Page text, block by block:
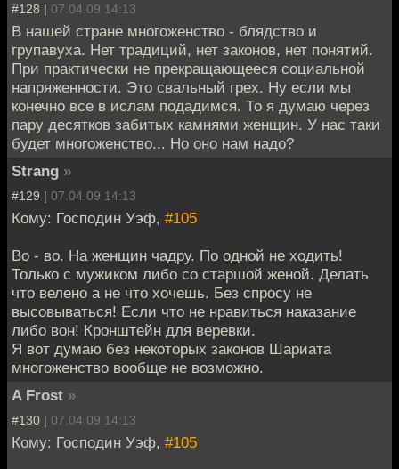
#128 | 07.04.09 14:13
В нашей стране многоженство - блядство и
групавуха. Нет традиций, нет законов, нет понятий.
При практически не прекращающееся социальной
напряженности. Это свальный грех. Ну если мы
конечно все в ислам подадимся. То я думаю через
пару десятков забитых камнями женщин. У нас таки
будет многоженство... Но оно нам надо?
Strang »
#129 | 07.04.09 14:13
Кому: Господин Уэф, #105
Во - во. На женщин чадру. По одной не ходить!
Только с мужиком либо со старшой женой. Делать
что велено а не что хочешь. Без спросу не
высовываться! Если что не нравиться наказание
либо вон! Кронштейн для веревки.
Я вот думаю без некоторых законов Шариата
многоженство вообще не возможно.
A Frost »
#130 | 07.04.09 14:13
Кому: Господин Уэф, #105